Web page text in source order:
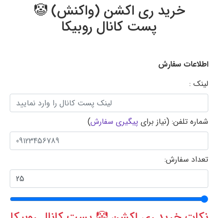
خرید ری اکشن (واکنش) 🤡
پست کانال روبیکا
اطلاعات سفارش
لینک :
شماره تلفن: (نیاز برای پیگیری سفارش)
تعداد سفارش: